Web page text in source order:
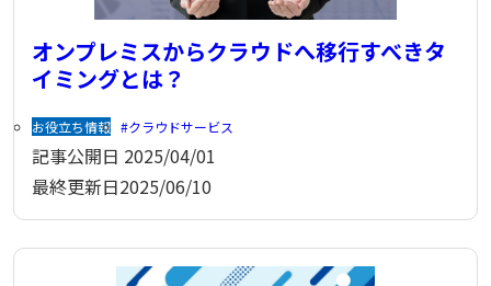
オンプレミスからクラウドへ移行すべきタ
イミングとは？
お役立ち情報 クラウドサービス
記事公開日 2025/04/01
最終更新日2025/06/10